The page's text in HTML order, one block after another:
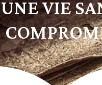
UNE VIE